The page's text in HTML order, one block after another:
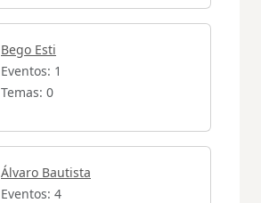
Bego Esti
Eventos: 1
Temas: 0
Álvaro Bautista
Eventos: 4